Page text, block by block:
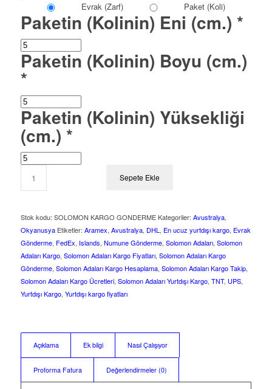
Evrak (Zarf) Paket (Koli)
Paketin (Kolinin) Eni (cm.) *
Paketin (Kolinin) Boyu (cm.)
*
Paketin (Kolinin) Yüksekliği
(cm.) *
Sepete Ekle
Stok kodu: SOLOMON KARGO GONDERME Kategoriler: Avustralya,
Okyanusya Etiketler: Aramex, Avustralya, DHL, En ucuz yurtdışı kargo, Evrak
Gönderme, FedEx, Islands, Numune Gönderme, Solomon Adaları, Solomon
Adaları Kargo, Solomon Adaları Kargo Fiyatları, Solomon Adaları Kargo
Gönderme, Solomon Adaları Kargo Hesaplama, Solomon Adaları Kargo Takip,
Solomon Adaları Kargo Ücretleri, Solomon Adaları Yurtdışı Kargo, TNT, UPS,
Yurtdışı Kargo, Yurtdışı kargo fiyatları
Açıklama Ek bilgi Nasıl Çalışıyor
Proforma Fatura Değerlendirmeler (0)